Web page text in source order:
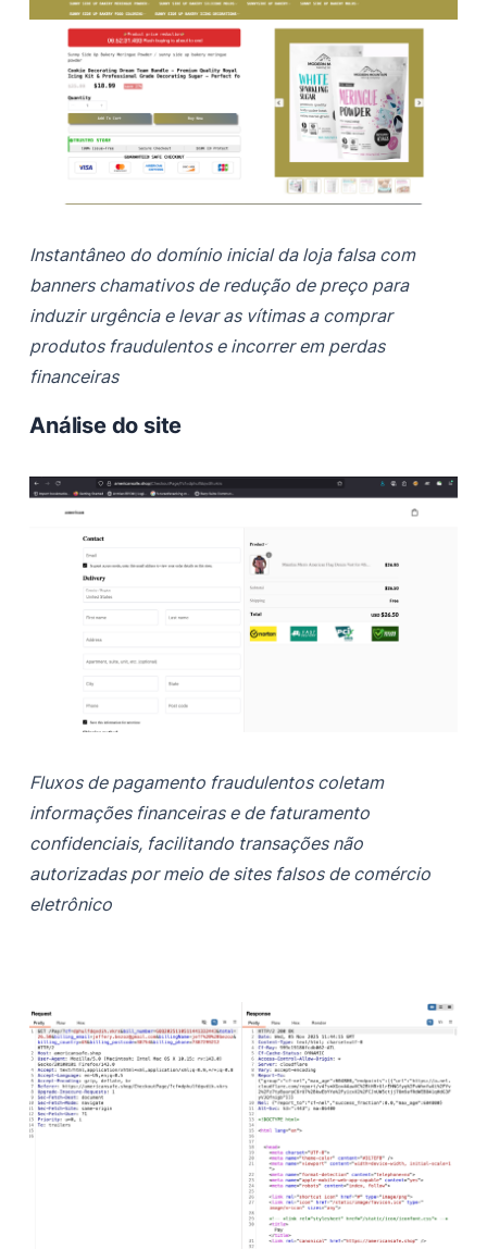
Instantâneo do domínio inicial da loja falsa com
banners chamativos de redução de preço para
induzir urgência e levar as vítimas a comprar
produtos fraudulentos e incorrer em perdas
financeiras
Análise do site
Fluxos de pagamento fraudulentos coletam
informações financeiras e de faturamento
confidenciais, facilitando transações não
autorizadas por meio de sites falsos de comércio
eletrônico